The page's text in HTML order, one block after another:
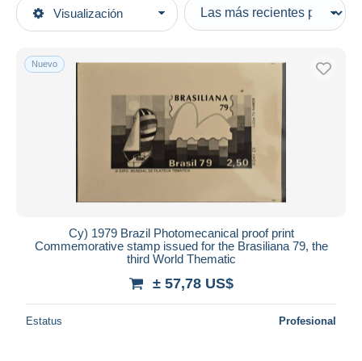
Visualización
Categorías principales
Matasellos generales
Tipo de venta
Activas
Subastas sin pujas
Casa de subastas
Cerrando dentro
De US$
Nuevo
Cy) 1979 Brazil Photomecanical proof print
Commemorative stamp issued for the Brasiliana 79, the
third World Thematic
± 57,78 US$
Estatus Profesional